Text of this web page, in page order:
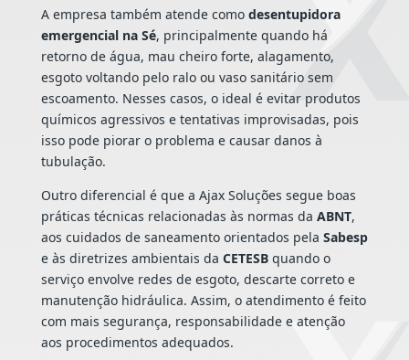
A empresa também atende como desentupidora
emergencial na Sé, principalmente quando há
retorno de água, mau cheiro forte, alagamento,
esgoto voltando pelo ralo ou vaso sanitário sem
escoamento. Nesses casos, o ideal é evitar produtos
químicos agressivos e tentativas improvisadas, pois
isso pode piorar o problema e causar danos à
tubulação.
Outro diferencial é que a Ajax Soluções segue boas
práticas técnicas relacionadas às normas da ABNT,
aos cuidados de saneamento orientados pela Sabesp
e às diretrizes ambientais da CETESBquando o
serviço envolve redes de esgoto, descarte correto e
manutenção hidráulica. Assim, o atendimento é feito
com mais segurança, responsabilidade e atenção
aos procedimentos adequados.